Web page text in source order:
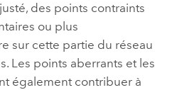
des points contraints
ou plus
sur cette partie du réseau
Les points aberrants et les
également contribuer à